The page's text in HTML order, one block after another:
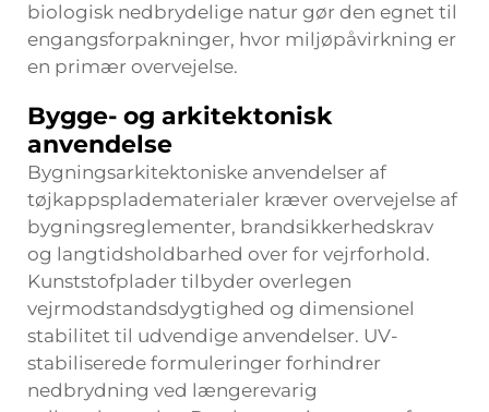
biologisk nedbrydelige natur gør den egnet til
engangsforpakninger, hvor miljøpåvirkning er
en primær overvejelse.
Bygge- og arkitektonisk
anvendelse
Bygningsarkitektoniske anvendelser af
tøjkappspladematerialer kræver overvejelse af
bygningsreglementer, brandsikkerhedskrav
og langtidsholdbarhed over for vejrforhold.
Kunststofplader tilbyder overlegen
vejrmodstandsdygtighed og dimensionel
stabilitet til udvendige anvendelser. UV-
stabiliserede formuleringer forhindrer
nedbrydning ved længerevarig